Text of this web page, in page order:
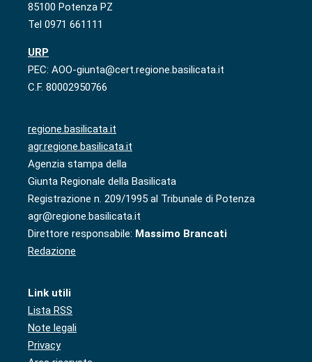
85100 Potenza PZ
Tel 0971 661111
URP
PEC: AOO-giunta@cert.regione.basilicata.it
C.F. 80002950766
regione.basilicata.it
agr.regione.basilicata.it
Agenzia stampa della
Giunta Regionale della Basilicata
Registrazione n. 209/1995 al Tribunale di Potenza
agr@regione.basilicata.it
Direttore responsabile: Massimo Brancati
Redazione
Link utili
Lista RSS
Note legali
Privacy